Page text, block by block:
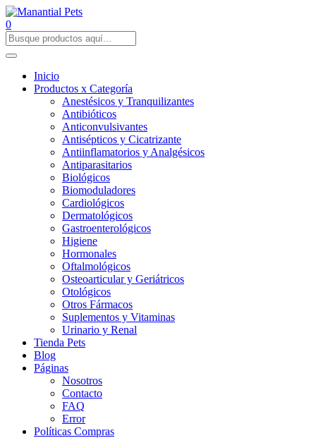
0
Inicio
Productos x Categoría
Anestésicos y Tranquilizantes
Antibióticos
Anticonvulsivantes
Antisépticos y Cicatrizante
Antiinflamatorios y Analgésicos
Antiparasitarios
Biológicos
Biomoduladores
Cardiológicos
Dermatológicos
Gastroenterológicos
Higiene
Hormonales
Oftalmológicos
Osteoarticular y Geriátricos
Otológicos
Otros Fármacos
Suplementos y Vitaminas
Urinario y Renal
Tienda Pets
Blog
Páginas
Nosotros
Contacto
FAQ
Error
Políticas Compras